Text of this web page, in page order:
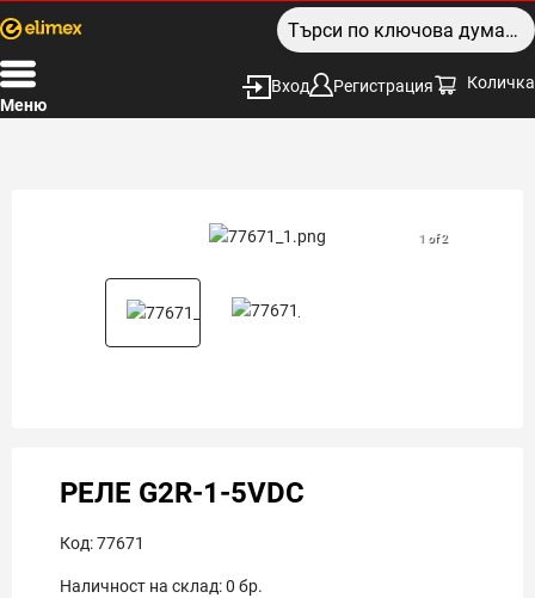
Меню
Вход Регистрация Количка
1 of 2
РЕЛЕ G2R-1-5VDC
Код:77671
Наличност на склад:0 бр.